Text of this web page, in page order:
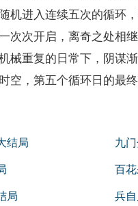
机进入连续五次的循环
次次开启，离奇之处相
械重复的日常下，阴谋
空，第五个循环日的最
结局 九
百
局 兵